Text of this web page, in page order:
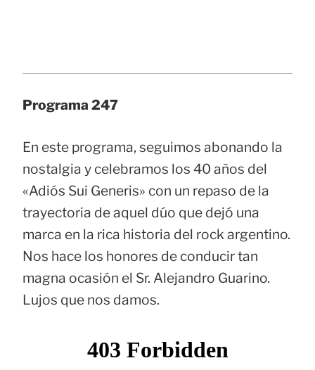
Programa 247
En este programa, seguimos abonando la
nostalgia y celebramos los 40 años del
«Adiós Sui Generis» con un repaso de la
trayectoria de aquel dúo que dejó una
marca en la rica historia del rock argentino.
Nos hace los honores de conducir tan
magna ocasión el Sr. Alejandro Guarino.
Lujos que nos damos.